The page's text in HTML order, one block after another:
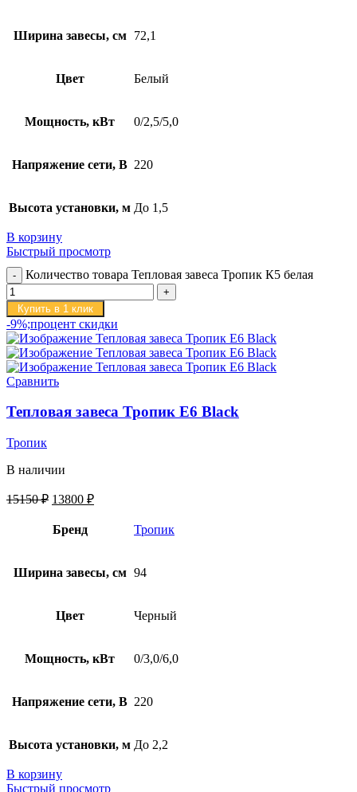
Ширина завесы, см 72,1
Цвет Белый
Мощность, кВт 0/2,5/5,0
Напряжение сети, В 220
Высота установки, м До 1,5
В корзину
Быстрый просмотр
Количество товара Тепловая завеса Тропик К5 белая
Купить в 1 клик
-9%;процент скидки
Сравнить
Тепловая завеса Тропик E6 Black
Тропик
В наличии
15150₽ 13800 ₽
Бренд Тропик
Ширина завесы, см 94
Цвет Черный
Мощность, кВт 0/3,0/6,0
Напряжение сети, В 220
Высота установки, м До 2,2
В корзину
Быстрый просмотр